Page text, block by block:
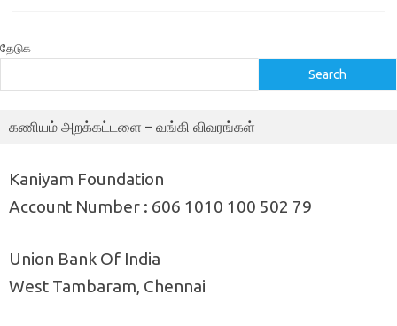
தேடுக
Search
கணியம் அறக்கட்டளை – வங்கி விவரங்கள்
Kaniyam Foundation
Account Number : 606 1010 100 502 79
Union Bank Of India
West Tambaram, Chennai